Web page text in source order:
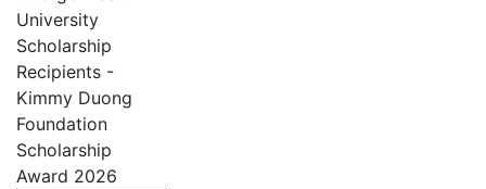
University
Scholarship
Recipients -
Kimmy Duong
Foundation
Scholarship
Award 2026